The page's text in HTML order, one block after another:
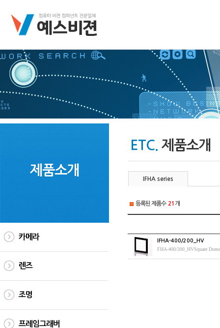
제품소개
카메라
렌즈
조명
프레임그래버
ETC. 제품소개
IFHA series
등록된 제품수 21 개
IFHA-400/200_HV
FHA-400/200_HVSquare